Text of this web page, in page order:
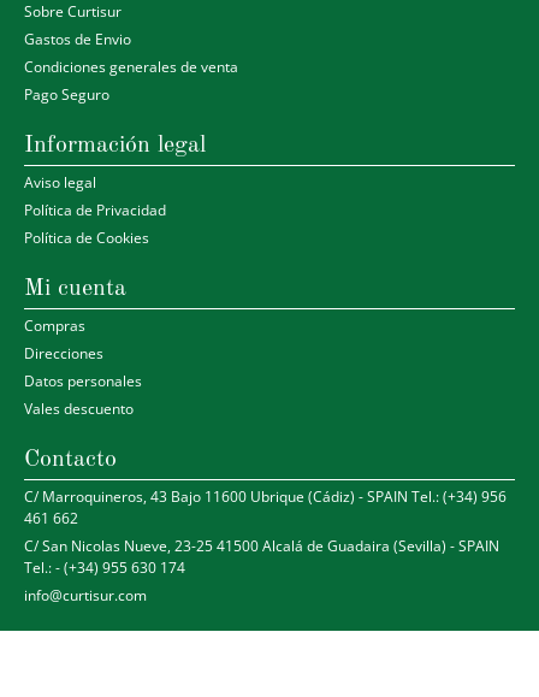
Sobre Curtisur
Gastos de Envio
Condiciones generales de venta
Pago Seguro
Información legal
Aviso legal
Política de Privacidad
Política de Cookies
Mi cuenta
Compras
Direcciones
Datos personales
Vales descuento
Contacto
C/ Marroquineros, 43 Bajo 11600 Ubrique (Cádiz) - SPAIN Tel.: (+34) 956
461 662
C/ San Nicolas Nueve, 23-25 41500 Alcalá de Guadaira (Sevilla) - SPAIN
Tel.: - (+34) 955 630 174
info@curtisur.com